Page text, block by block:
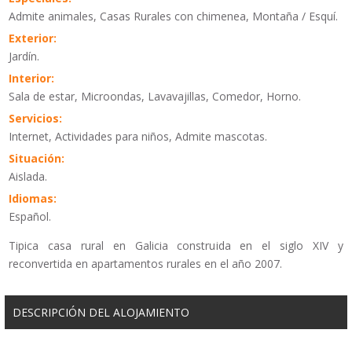
Admite animales, Casas Rurales con chimenea, Montaña / Esquí.
Exterior:
Jardín.
Interior:
Sala de estar, Microondas, Lavavajillas, Comedor, Horno.
Servicios:
Internet, Actividades para niños, Admite mascotas.
Situación:
Aislada.
Idiomas:
Español.
Tipica casa rural en Galicia construida en el siglo XIV y
reconvertida en apartamentos rurales en el año 2007.
DESCRIPCIÓN DEL ALOJAMIENTO